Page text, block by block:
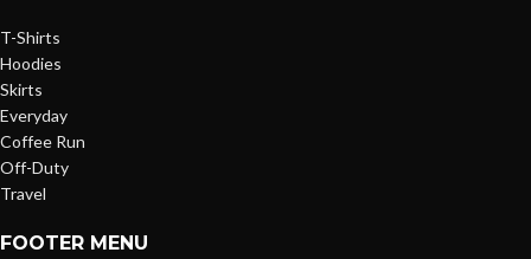
T-Shirts
Hoodies
Skirts
Everyday
Coffee Run
Off-Duty
Travel
FOOTER MENU